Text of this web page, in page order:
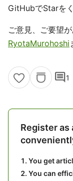
GitHubでStarを
ご意見、ご要望が
RyotaMurohoshi
comment1
Register as
You get
You can